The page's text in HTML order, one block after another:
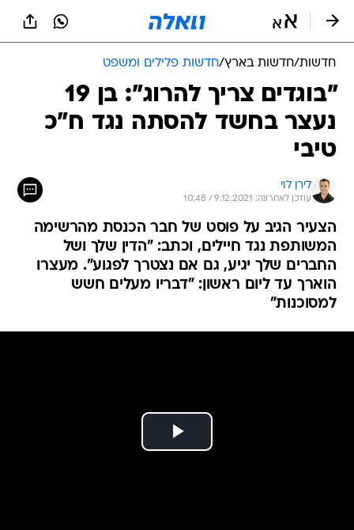
חדשות/חדשות בארץ/חדשות פלילים ומשפט
"בוגדים צריך להרוג": בן 19
נעצר בחשד להסתה נגד ח"כ
טיבי
לירן לוי
עודכן לאחרונה: 9.12.2021 / 10:48
הצעיר הגיב על פוסט של חבר הכנסת מהרשימה
המשותפת נגד חיילים, וכתב: "הדין שלך ושל
החברים שלך יגיע, גם אם נצטרך לפגוע". מעצרו
הוארך עד ליום ראשון: "דבריו מעלים חשש
למסוכנות"